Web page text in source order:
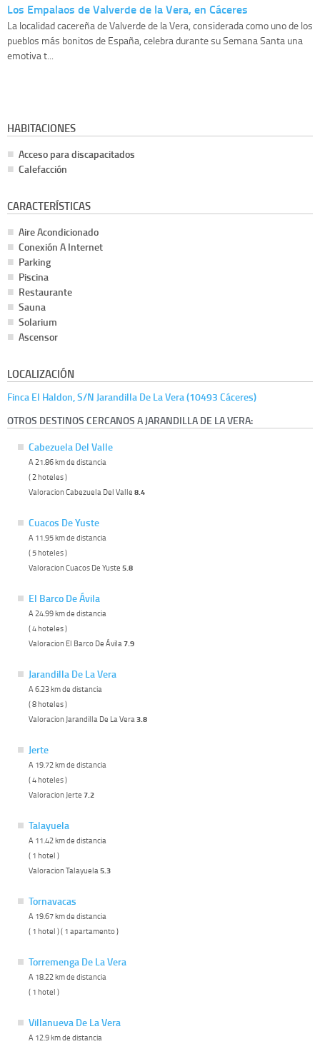
Los Empalaos de Valverde de la Vera, en Cáceres
La localidad cacereña de Valverde de la Vera, considerada como uno de los
pueblos más bonitos de España, celebra durante su Semana Santa una
emotiva t...
HABITACIONES
Acceso para discapacitados
Calefacción
CARACTERÍSTICAS
Aire Acondicionado
Conexión A Internet
Parking
Piscina
Restaurante
Sauna
Solarium
Ascensor
LOCALIZACIÓN
Finca El Haldon, S/N Jarandilla De La Vera (10493 Cáceres)
OTROS DESTINOS CERCANOS A JARANDILLA DE LA VERA:
Cabezuela Del Valle
A 21.86 km de distancia
( 2 hoteles )
Valoracion Cabezuela Del Valle 8.4
Cuacos De Yuste
A 11.95 km de distancia
( 5 hoteles )
Valoracion Cuacos De Yuste 5.8
El Barco De Ávila
A 24.99 km de distancia
( 4 hoteles )
Valoracion El Barco De Ávila 7.9
Jarandilla De La Vera
A 6.23 km de distancia
( 8 hoteles )
Valoracion Jarandilla De La Vera 3.8
Jerte
A 19.72 km de distancia
( 4 hoteles )
Valoracion Jerte 7.2
Talayuela
A 11.42 km de distancia
( 1 hotel )
Valoracion Talayuela 5.3
Tornavacas
A 19.67 km de distancia
( 1 hotel ) ( 1 apartamento )
Torremenga De La Vera
A 18.22 km de distancia
( 1 hotel )
Villanueva De La Vera
A 12.9 km de distancia